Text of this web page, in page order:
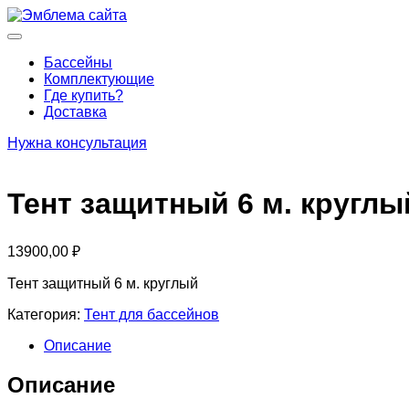
Перейти
к
Основное
Бассейны
Комплектующие
Где купить?
Доставка
Нужна консультация
Тент защитный 6 м.
13900,00 ₽
Тент защитный 6 м. круглый
Категория: Тент для бассейнов
Описание
Описание